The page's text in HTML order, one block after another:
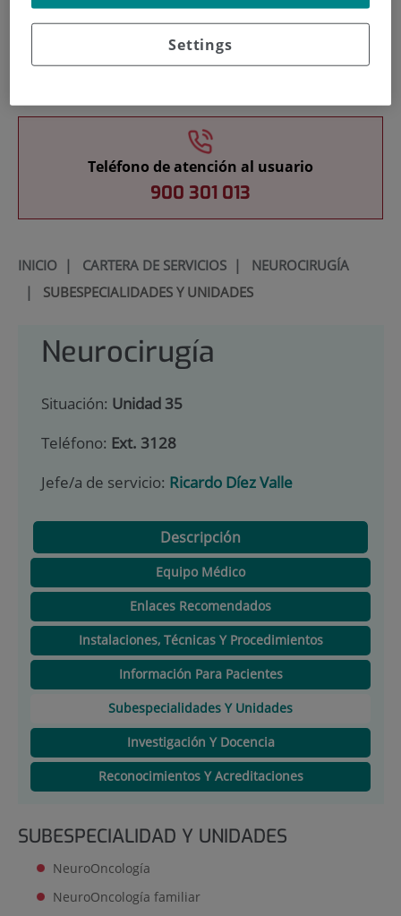
Docencia
Teléfono de atención al usuario
900 301 013
INICIO| CARTERA DE SERVICIOS| NEUROCIRUGÍA
| SUBESPECIALIDADES Y UNIDADES
Neurocirugía
Situación: Unidad 35
Teléfono: Ext. 3128
Jefe/a de servicio: Ricardo Díez Valle
Descripción
Equipo Médico
Enlaces Recomendados
Instalaciones, Técnicas Y Procedimientos
Información Para Pacientes
Subespecialidades Y Unidades
Investigación Y Docencia
Reconocimientos Y Acreditaciones
SUBESPECIALIDAD Y UNIDADES
NeuroOncología
NeuroOncología familiar
Settings